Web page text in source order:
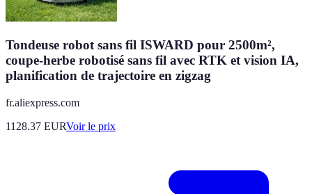
Tondeuse robot sans fil ISWARD pour 2500m²,
coupe-herbe robotisé sans fil avec RTK et vision IA,
planification de trajectoire en zigzag
fr.aliexpress.com
1128.37 EURVoir le prix